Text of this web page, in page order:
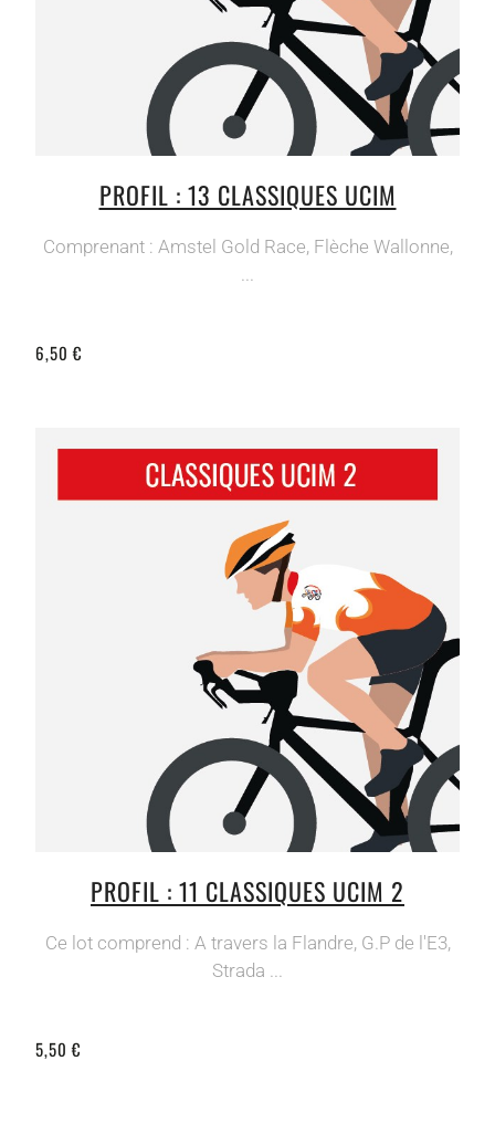
PROFIL : 13 CLASSIQUES UCIM
Comprenant : Amstel Gold Race, Flèche Wallonne,
...
6,50 €
PROFIL : 11 CLASSIQUES UCIM 2
Ce lot comprend : A travers la Flandre, G.P de l'E3,
Strada ...
5,50 €